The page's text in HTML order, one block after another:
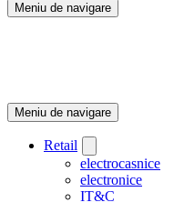
Meniu de navigare
Meniu de navigare
Retail
electrocasnice
electronice
IT&C